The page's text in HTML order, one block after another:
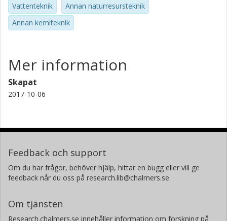
Vattenteknik
Annan naturresursteknik
Annan kemiteknik
Mer information
Skapat
2017-10-06
Feedback och support
Om du har frågor, behöver hjälp, hittar en bugg eller vill ge
feedback når du oss på research.lib@chalmers.se.
Om tjänsten
Research.chalmers.se innehåller information om forskning på